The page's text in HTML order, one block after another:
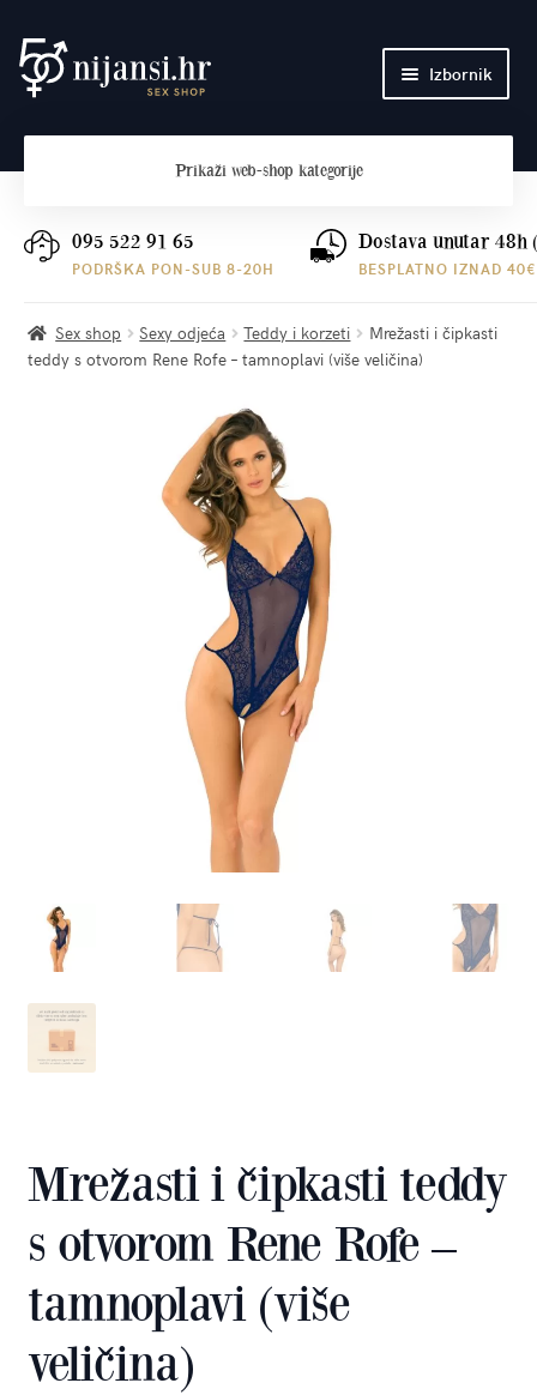
Preskoči
na
Skoči
do
Izbornik
Plaćanje i dostava
Prikaži web-shop kategorije
095 522 91 65
PODRŠKA PON-SUB 8-20H
Dostava unutar 48h
BESPLATNO IZNAD 40€
Sex shop Sexy odjeća Teddy i korzeti
Mrežasti i čipkasti
teddy s otvorom Rene Rofe – tamnoplavi (više veličina)
Mrežasti i čipkasti teddy
s otvorom Rene Rofe –
tamnoplavi (više
veličina)